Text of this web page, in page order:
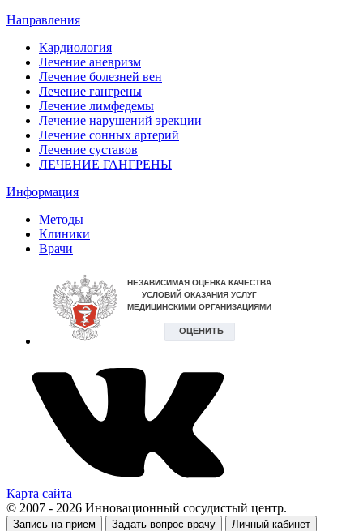
Направления
Кардиология
Лечение аневризм
Лечение болезней вен
Лечение гангрены
Лечение лимфедемы
Лечение нарушений эрекции
Лечение сонных артерий
Лечение суставов
ЛЕЧЕНИЕ ГАНГРЕНЫ
Информация
Методы
Клиники
Врачи
Карта сайта
© 2007 - 2026 Инновационный сосудистый центр.
Запись на прием Задать вопрос врачу
Личный кабинет